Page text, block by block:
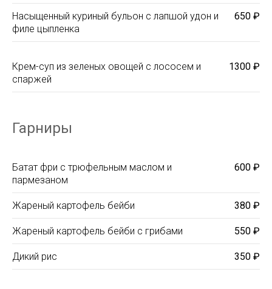
Насыщенный куриный бульон с лапшой удон и
филе цыпленка
650 ₽
Крем-суп из зеленых овощей с лососем и
спаржей
1300 ₽
Гарниры
Батат фри с трюфельным маслом и
пармезаном
600 ₽
Жареный картофель бейби 380 ₽
Жареный картофель бейби с грибами 550 ₽
Дикий рис 350 ₽